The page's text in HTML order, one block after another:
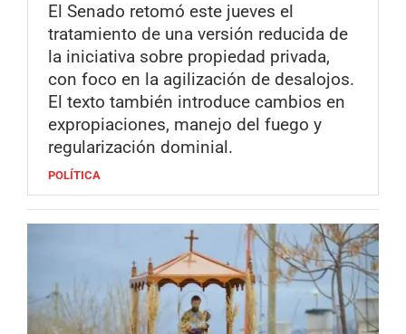
El Senado retomó este jueves el
tratamiento de una versión reducida de
la iniciativa sobre propiedad privada,
con foco en la agilización de desalojos.
El texto también introduce cambios en
expropiaciones, manejo del fuego y
regularización dominial.
POLÍTICA